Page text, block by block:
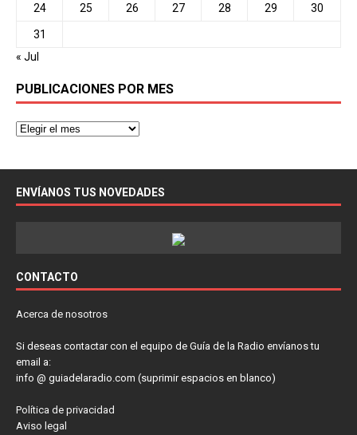
24 25 26 27 28 29 30
31
« Jul
PUBLICACIONES POR MES
ENVÍANOS TUS NOVEDADES
CONTACTO
Acerca de nosotros
Si deseas contactar con el equipo de Guía de la Radio envíanos tu
email a:
info @ guiadelaradio.com (suprimir espacios en blanco)
Política de privacidad
Aviso legal